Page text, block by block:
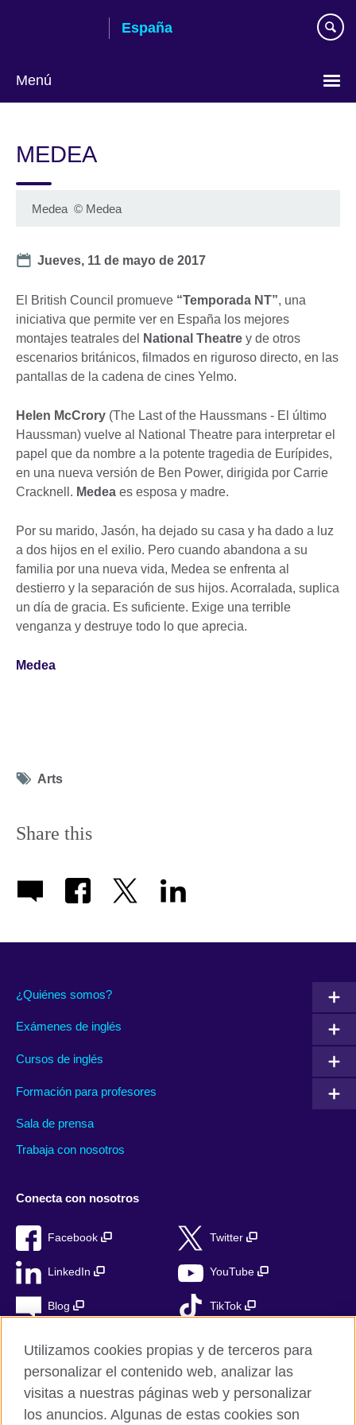
España
Menú
MEDEA
Medea © Medea
Date
Jueves, 11 de mayo de 2017
El British Council promueve “Temporada NT”, una
iniciativa que permite ver en España los mejores
montajes teatrales del
National Theatre y de otros
escenarios británicos, filmados en riguroso directo, en las
pantallas de la cadena de cines Yelmo.
Helen McCrory (The Last of the Haussmans - El último
Haussman) vuelve al National Theatre para interpretar el
papel que da nombre a la potente tragedia de Eurípides,
en una nueva versión de Ben Power, dirigida por Carrie
Cracknell. Medea es esposa y madre.
Por su marido, Jasón, ha dejado su casa y ha dado a luz
a dos hijos en el exilio. Pero cuando abandona a su
familia por una nueva vida, Medea se enfrenta al
destierro y la separación de sus hijos. Acorralada, suplica
un día de gracia. Es suficiente. Exige una terrible
venganza y destruye todo lo que aprecia.
Medea
Tag
Arts
Share this
¿Quiénes somos?
Exámenes de inglés
Cursos de inglés
Formación para profesores
Sala de prensa
Trabaja con nosotros
Conecta con nosotros
Facebook Twitter
LinkedIn YouTube
Blog TikTok
British Council Global
Privacidad
Utilizamos cookies propias y de terceros para
personalizar el contenido web, analizar las
visitas a nuestras páginas web y personalizar
los anuncios. Algunas de estas cookies son